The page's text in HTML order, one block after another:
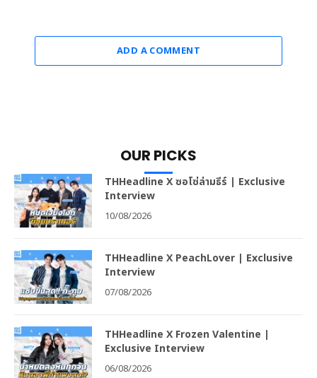
ADD A COMMENT
OUR PICKS
THHeadline X ซอโซ่ล่ามธีร์ | Exclusive
Interview
10/08/2026
THHeadline X PeachLover | Exclusive
Interview
07/08/2026
THHeadline X Frozen Valentine |
Exclusive Interview
06/08/2026